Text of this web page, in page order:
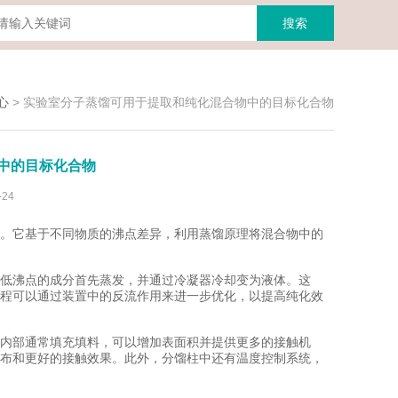
> 实验室分子蒸馏可用于提取和纯化混合物中的目标化合物
的目标化合物
基于不同物质的沸点差异，利用蒸馏原理将混合物中的
点的成分首先蒸发，并通过冷凝器冷却变为液体。这
可以通过装置中的反流作用来进一步优化，以提高纯化效
部通常填充填料，可以增加表面积并提供更多的接触机
更好的接触效果。此外，分馏柱中还有温度控制系统，